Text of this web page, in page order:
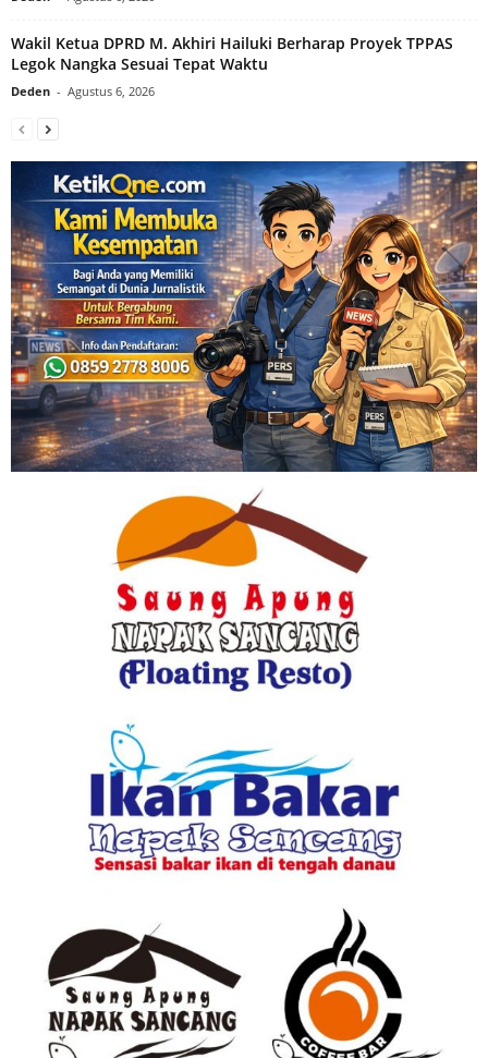
Wakil Ketua DPRD M. Akhiri Hailuki Berharap Proyek TPPAS
Legok Nangka Sesuai Tepat Waktu
Deden - Agustus 6, 2026